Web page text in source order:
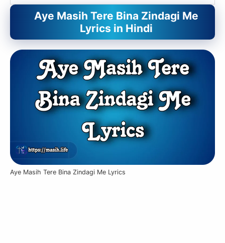
Aye Masih Tere Bina Zindagi Me
Lyrics in Hindi
Aye Masih Tere Bina Zindagi Me Lyrics